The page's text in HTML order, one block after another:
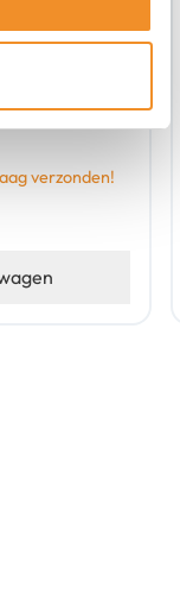
– 5G |
verzonden!